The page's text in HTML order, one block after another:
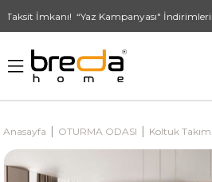
İmkanı! “Yaz Kampanyası"
Anasayfa OTURMA ODASI Koltuk Takımı